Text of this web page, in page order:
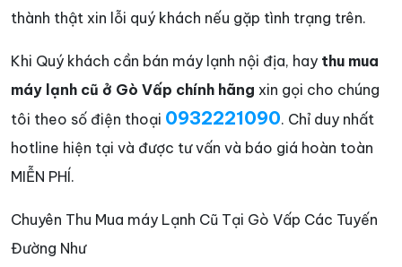
thành thật xin lỗi quý khách nếu gặp tình trạng trên.
Khi Quý khách cần bán máy lạnh nội địa, hay thu mua
máy lạnh cũ ở Gò Vấp chính hãng xin gọi cho chúng
tôi theo số điện thoại 0932221090. Chỉ duy nhất
hotline hiện tại và được tư vấn và báo giá hoàn toàn
MIỄN PHÍ.
Chuyên Thu Mua máy Lạnh Cũ Tại Gò Vấp Các Tuyến
Đường Như